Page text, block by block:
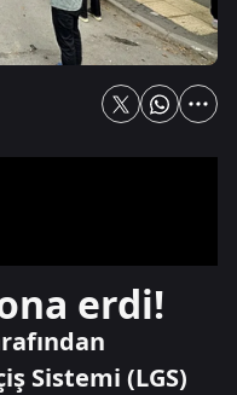
erdi!
Sistemi (LGS)